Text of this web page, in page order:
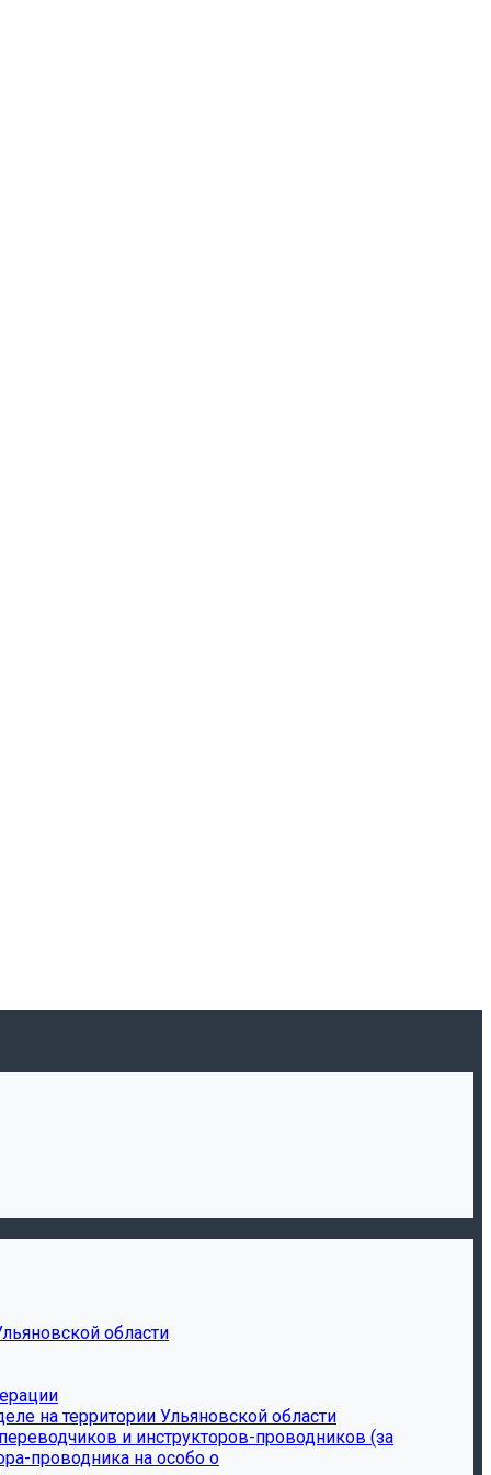
области
на территории Ульяновской области
и инструкторов-проводников (за
проводника на особо о